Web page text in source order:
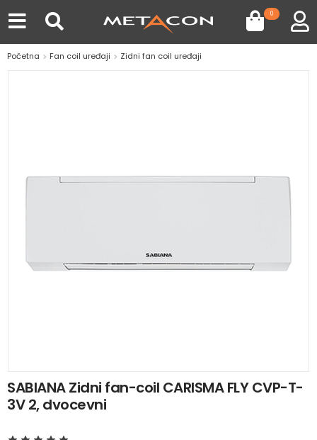
0
Početna Fan coil uređaji Zidni fan coil uređaji
SABIANA Zidni fan-coil CARISMA FLY CVP-T-
3V 2, dvocevni